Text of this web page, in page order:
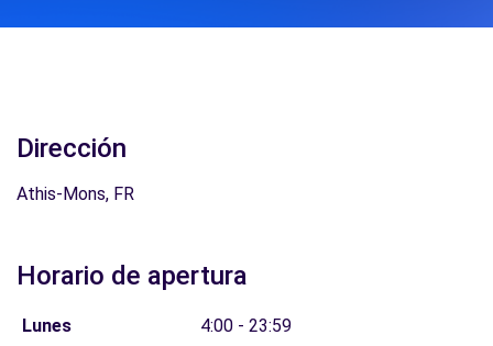
Dirección
Athis-Mons, FR
Horario de apertura
Lunes
4:00 - 23:59